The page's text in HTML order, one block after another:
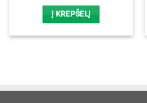
Į KREPŠELĮ